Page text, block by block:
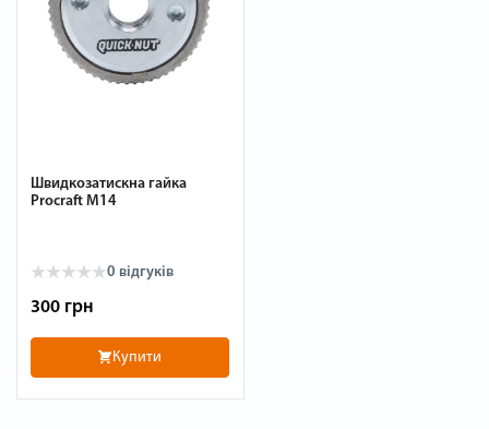
Швидкозатискна гайка
Procraft M14
0 відгуків
300 грн
Купити